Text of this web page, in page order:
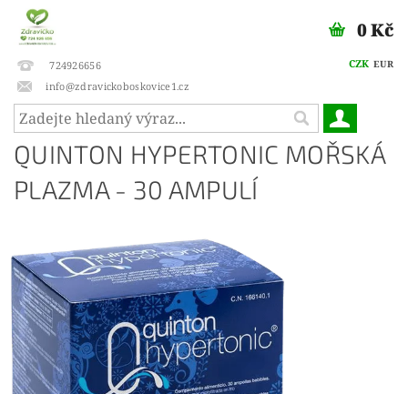
724926656
info@zdravickoboskovice1.cz
CZK EUR
0 Kč
QUINTON HYPERTONIC MOŘSKÁ
PLAZMA - 30 AMPULÍ